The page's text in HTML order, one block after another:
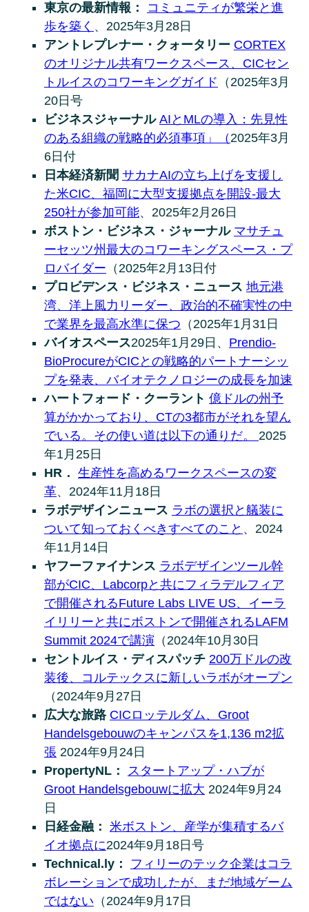
東京の最新情報：
コミュニティが繁栄と進
歩を築く 、2025年3月28日
アントレプレナー・クォータリー CORTEX
のオリジナル共有ワークスペース、CICセン
トルイスのコワーキングガイド （2025年3月
20日号
ビジネスジャーナル AIとMLの導入：先見性
のある組織の戦略的必須事項」（2025年3月
6日付
日本経済新聞 サカナAIの立ち上げを支援し
た米CIC、福岡に大型支援拠点を開設-最大
250社が参加可能、2025年2月26日
ボストン・ビジネス・ジャーナル マサチュ
ーセッツ州最大のコワーキングスペース・プ
ロバイダー （2025年2月13日付
プロビデンス・ビジネス・ニュース 地元港
湾、洋上風力リーダー、政治的不確実性の中
で業界を最高水準に保つ （2025年1月31日
バイオスペース2025年1月29日、 Prendio-
BioProcureがCICとの戦略的パートナーシッ
プを発表、バイオテクノロジーの成長を加速
ハートフォード・クーラント 億ドルの州予
算がかかっており、CTの3都市がそれを望ん
でいる。その使い道は以下の通りだ。 2025
年1月25日
HR． 生産性を高めるワークスペースの変
革、2024年11月18日
ラボデザインニュース ラボの選択と艤装に
ついて知っておくべきすべてのこと 、2024
年11月14日
ヤフーファイナンス ラボデザインツール幹
部がCIC、Labcorpと共にフィラデルフィア
で開催されるFuture Labs LIVE US、イーラ
イリリーと共にボストンで開催されるLAFM
Summit 2024で講演 （2024年10月30日
セントルイス・ディスパッチ 200万ドルの改
装後、コルテックスに新しいラボがオープン
（2024年9月27日
広大な旅路 CICロッテルダム、Groot
Handelsgebouwのキャンパスを1,136 m2拡
張 2024年9月24日
PropertyNL：
スタートアップ・ハブが
Groot Handelsgebouwに拡大 2024年9月24
日
日経金融： 米ボストン、産学が集積するバ
イオ拠点に2024年9月18日号
Technical.ly： フィリーのテック企業はコラ
ボレーションで成功したが、まだ地域ゲーム
ではない （2024年9月17日